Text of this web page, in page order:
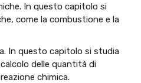
In questo capitolo si
come la combustione e la
In questo capitolo si studia
delle quantità di
chimica.